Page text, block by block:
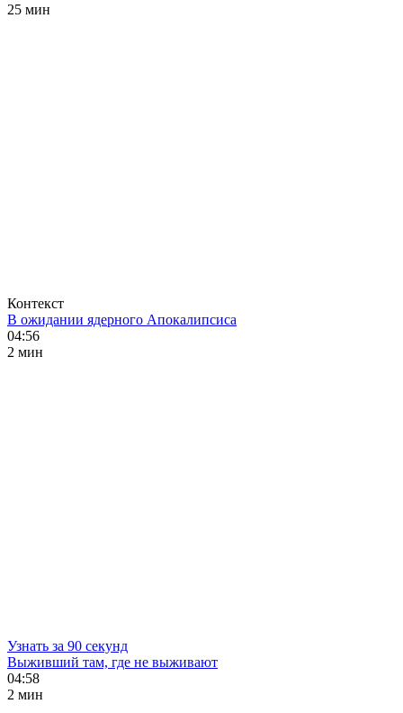
25 мин
Контекст
В ожидании ядерного Апокалипсиса
04:56
2 мин
Узнать за 90 секунд
Выживший там, где не выживают
04:58
2 мин